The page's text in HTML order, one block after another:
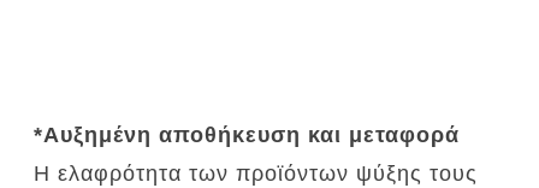
*Αυξημένη αποθήκευση και μεταφορά
Η ελαφρότητα των προϊόντων ψύξης τους